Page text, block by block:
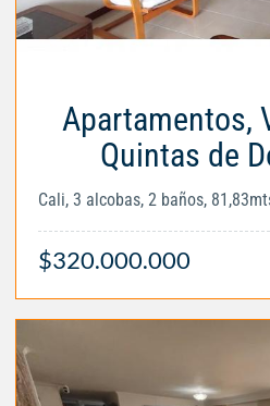
Apartamentos,
Quintas de
Cali, 3 alcobas, 2 baños,
$320.000.000